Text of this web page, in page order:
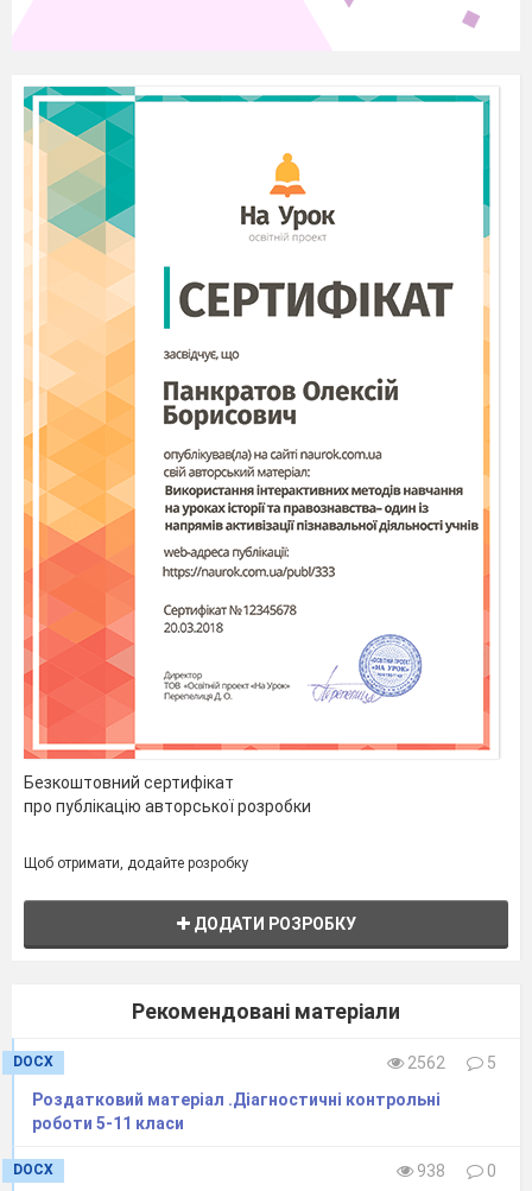
логарифмічна
умінь та навичок
«Показникова та
логарифмічна
функції».
в точці
Границя функції
в точці
1
17.
Похідна функції,
її геометричний і
фізичний зміст
18.
Правила
диференціювання
19.
Правила
диференціювання
20.
[Похідна
складеної
Ознака сталості
й спадання
функції.
Екстремуми
Ознака сталості
функції. Достатні
й спадання
функції
23.
Безкоштовний сертифікат
про публікацію авторської розробки
Щоб отримати, додайте розробку
ДОДАТИ РОЗРОБКУ
Рекомендовані матеріали
DOCX 2562
5
Роздатковий матеріал .Діагностичні контрольні
роботи 5-11 класи
DOCX 938
0